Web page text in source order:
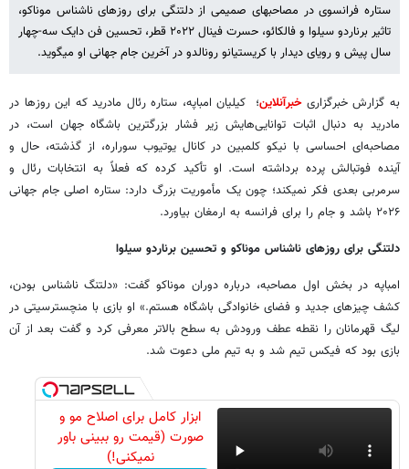
ستاره فرانسوی در مصاحبهای صمیمی از دلتنگی برای روزهای ناشناس موناکو،
تاثیر برناردو سیلوا و فالکائو، حسرت فینال ۲۰۲۲ قطر، تحسین فن دایک سه-چهار
سال پیش و رویای دیدار با کریستیانو رونالدو در آخرین جام جهانی او میگوید.
به گزارش خبرگزاریخبرآنلاین؛ کیلیان امباپه، ستاره رئال مادرید که این روزها در
مادرید به دنبال اثبات توانایی‌هایش زیر فشار بزرگترین باشگاه جهان است، در
مصاحبه‌ای احساسی با نیکو کلمبین در کانال یوتیوب سوراره، از گذشته، حال و
آینده فوتبالش پرده برداشته است. او تأکید کرده که فعلاً به انتخابات رئال و
سرمربی بعدی فکر نمیکند؛ چون یک مأموریت بزرگ دارد: ستاره اصلی جام جهانی
۲۰۲۶ باشد و جام را برای فرانسه به ارمغان بیاورد.
دلتنگی برای روزهای ناشناس موناکو و تحسین برناردو سیلوا
امباپه در بخش اول مصاحبه، درباره دوران موناکو گفت: «دلتنگ ناشناس بودن،
کشف چیزهای جدید و فضای خانوادگی باشگاه هستم.» او بازی با منچسترسیتی در
لیگ قهرمانان را نقطه عطف ورودش به سطح بالاتر معرفی کرد و گفت بعد از آن
بازی بود که فیکس تیم شد و به تیم ملی دعوت شد.
ابزار کامل برای اصلاح مو و
صورت (قیمت رو ببینی باور
نمیکنی!)